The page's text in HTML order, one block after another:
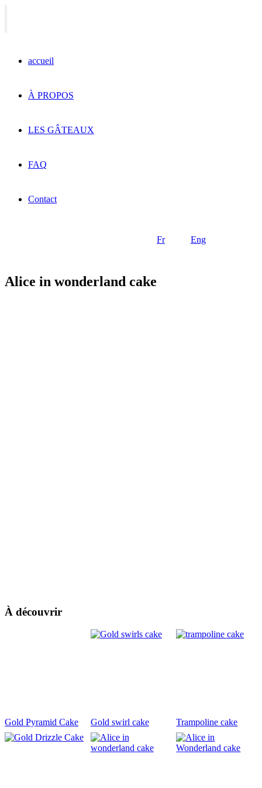
accueil
À PROPOS
LES GÂTEAUX
FAQ
Contact
Fr Eng
Alice in wonderland cake
À découvrir
Gold Pyramid Cake Gold swirl cake Trampoline cake